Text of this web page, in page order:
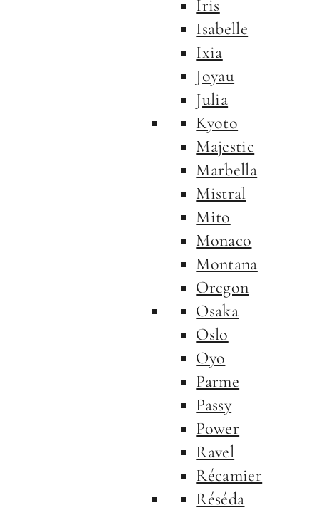
Iris
Isabelle
Ixia
Joyau
Julia
Kyoto
Majestic
Marbella
Mistral
Mito
Monaco
Montana
Oregon
Osaka
Oslo
Oyo
Parme
Passy
Power
Ravel
Récamier
Réséda